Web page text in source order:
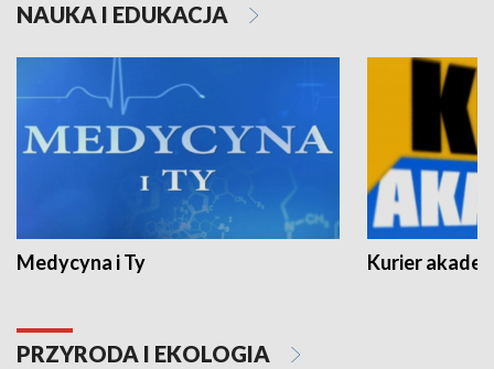
NAUKA I EDUKACJA
Medycyna i Ty Kurier
PRZYRODA I EKOLOGIA